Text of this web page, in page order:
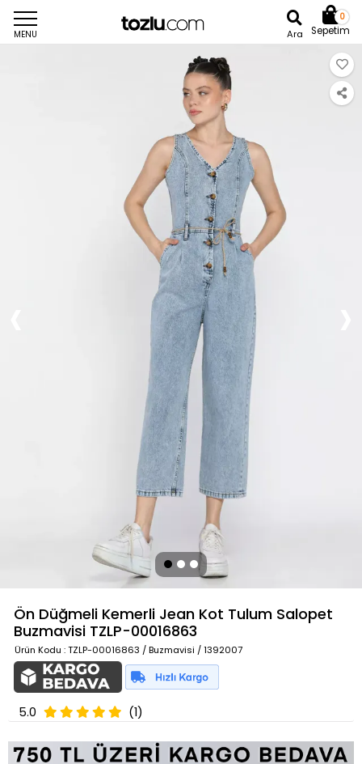
MENU Ara
0
Sepetim
Ön Düğmeli Kemerli Jean Kot Tulum Salopet
Buzmavisi TZLP-00016863
Ürün Kodu : TZLP-00016863 / Buzmavisi / 1392007
5.0 (1)